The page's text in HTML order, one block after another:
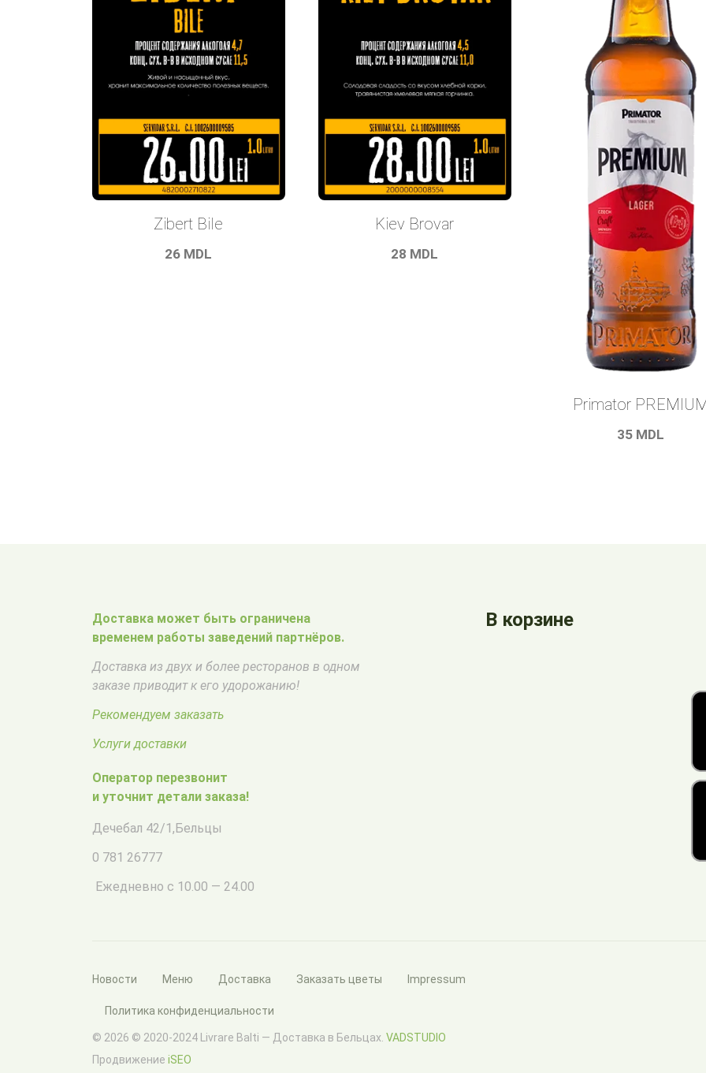
Zibert Bile
26 MDL
Kiev Brovar
28 MDL
Primator
35 MDL
Доставка может быть ограничена
временем работы заведений партнёров.
Доставка из двух и более ресторанов в одном
заказе приводит к его удорожанию!
Рекомендуем заказать
Услуги доставки
Оператор перезвонит
и уточнит детали заказа!
Дечебал 42/1,Бельцы
0 781 26777
Ежедневно с 10.00 — 24.00
В корзине
Новости Меню Доставка Заказать цветы Impressum
Политика конфиденциальности
© 2026 © 2020-2024 Livrare Balti — Доставка в Бельцах. VADSTUDIO
Продвижение iSEO